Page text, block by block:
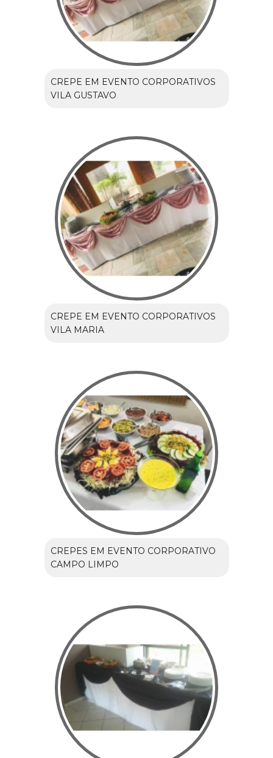
CREPE EM EVENTO CORPORATIVOS
VILA GUSTAVO
CREPE EM EVENTO CORPORATIVOS
VILA MARIA
CREPES EM EVENTO CORPORATIVO
CAMPO LIMPO